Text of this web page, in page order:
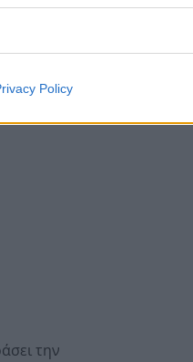
Policy
επίπεδο
σε
την